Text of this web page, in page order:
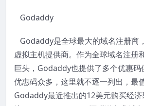
Godaddy
Godaddy是全球最大的域名注册商
虚拟主机提供商。作为全球域名注册
巨头，Godaddy也提供了多个优惠码
优惠码众多，这里就不逐一列出，最
Godaddy最近推出的12美元购买经